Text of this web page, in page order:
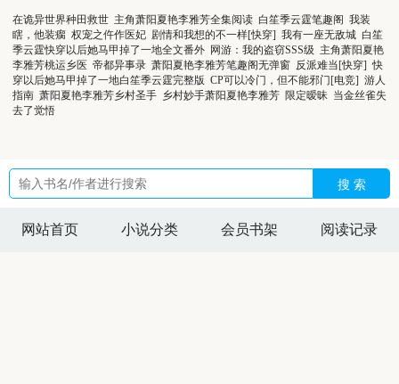
在诡异世界种田救世 主角萧阳夏艳李雅芳全集阅读 白笙季云霆笔趣阁 我装
瞎，他装瘸 权宠之仵作医妃 剧情和我想的不一样[快穿] 我有一座无敌城 白笙
季云霆快穿以后她马甲掉了一地全文番外 网游：我的盗窃SSS级 主角萧阳夏艳
李雅芳桃运乡医 帝都异事录 萧阳夏艳李雅芳笔趣阁无弹窗 反派难当[快穿] 快
穿以后她马甲掉了一地白笙季云霆完整版 CP可以冷门，但不能邪门[电竞] 游人
指南 萧阳夏艳李雅芳乡村圣手 乡村妙手萧阳夏艳李雅芳 限定暧昧 当金丝雀失
去了觉悟
搜 索
网站首页 小说分类 会员书架 阅读记录